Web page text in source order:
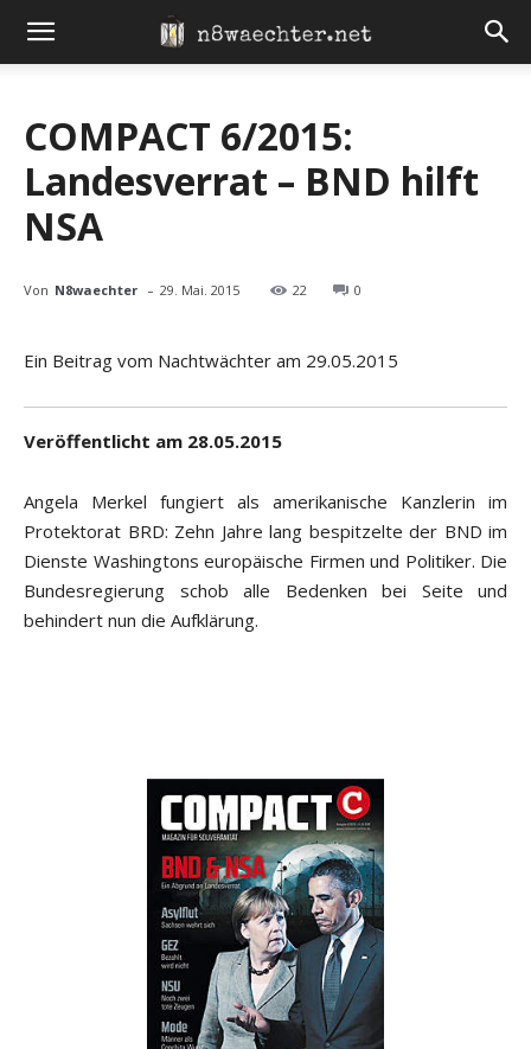
COMPACT 6/2015:
Landesverrat – BND hilft
NSA
Von N8waechter - 29. Mai. 2015 22 0
Ein Beitrag vom Nachtwächter am 29.05.2015
Veröffentlicht am 28.05.2015
Angela Merkel fungiert als amerikanische Kanzlerin im
Protektorat BRD: Zehn Jahre lang bespitzelte der BND im
Dienste Washingtons europäische Firmen und Politiker. Die
Bundesregierung schob alle Bedenken bei Seite und
behindert nun die Aufklärung.